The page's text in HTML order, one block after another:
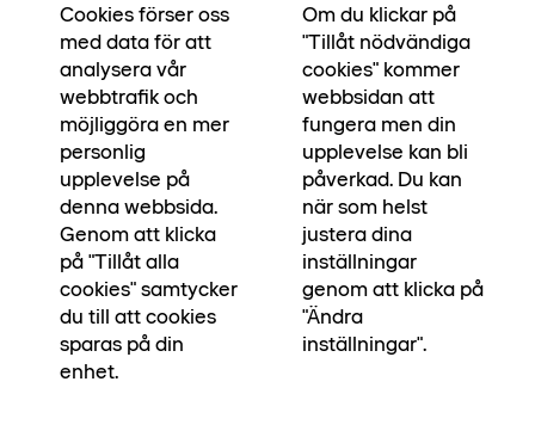
När du köper en bostad från oss, köper du direkt
från den som har byggt huset. Direkt från den
som har satt klimatmålen, direkt från den som
blandat betonggrunden och bestämt vilken
biologisk mångfald platsen ska bidra med. Ja, till
och med direkt från den som lägger asfalten
bredvid. Våra egna arkitekter och
byggingenjörer har skapat bostaden för dig som
ska stå pall i många, många år. För att du ska
kunna stå pall i din vardag, och skapa
minnesvärda ögonblick.
Läs om Platser & ögonblick här
Cookies förser oss
med data för att
analysera vår
webbtrafik och
möjliggöra en mer
personlig
upplevelse på
denna webbsida.
Genom att klicka
på "Tillåt alla
cookies" samtycker
du till att cookies
sparas på din
enhet.
Om du klickar på
"Tillåt nödvändiga
cookies" kommer
webbsidan att
fungera men din
upplevelse kan bli
påverkad. Du kan
när som helst
justera dina
inställningar
genom att klicka på
"Ändra
inställningar".